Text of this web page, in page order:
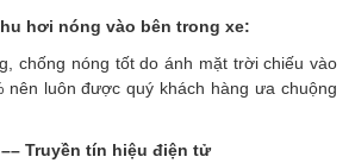
hơi nóng vào bên trong xe:
chống nóng tốt do ánh mặt trời chiếu vào
nên luôn được quý khách hàng ưa chuộng
Truyền tín hiệu điện tử